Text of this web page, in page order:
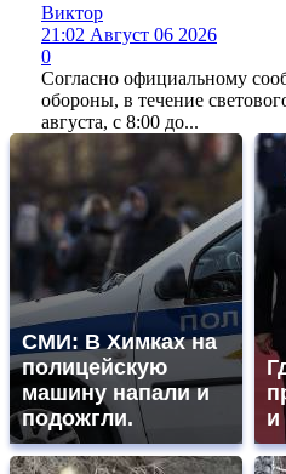
Виктор
21:02 Август 06 2026
0
Согласно официальному
обороны, в течение
августа, с 8:00 до...
СМИ: В Химках на
полицейскую
машину напали и
подожгли.
и